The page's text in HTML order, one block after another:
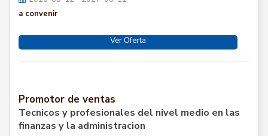
a convenir
Ver Oferta
Promotor de ventas
Tecnicos y profesionales del nivel medio en las
finanzas y la administracion